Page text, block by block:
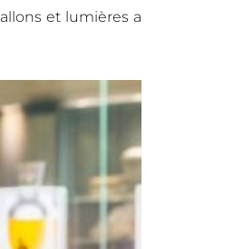
et lumières a